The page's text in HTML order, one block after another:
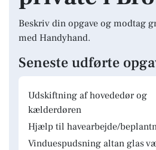
Beskriv din opgave og modtag
med Handyhand.
Seneste udførte
Udskiftning af hovededør og
kælderdøren
Hjælp til havearbejde/
Vinduespudsning altan glas